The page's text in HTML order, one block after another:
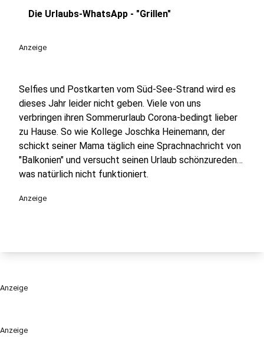
Anzeige
Die Urlaubs-WhatsApp - "Grillen"
Anzeige
Selfies und Postkarten vom Süd-See-Strand wird es
dieses Jahr leider nicht geben. Viele von uns
verbringen ihren Sommerurlaub Corona-bedingt lieber
zu Hause. So wie Kollege Joschka Heinemann, der
schickt seiner Mama täglich eine Sprachnachricht von
"Balkonien" und versucht seinen Urlaub schönzureden…
was natürlich nicht funktioniert.
Anzeige
Anzeige